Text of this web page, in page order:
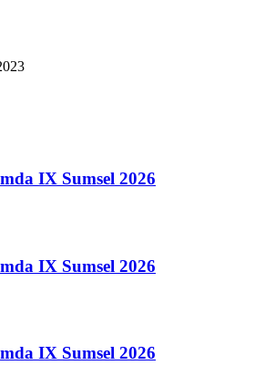
IX Sumsel 2026
IX Sumsel 2026
IX Sumsel 2026